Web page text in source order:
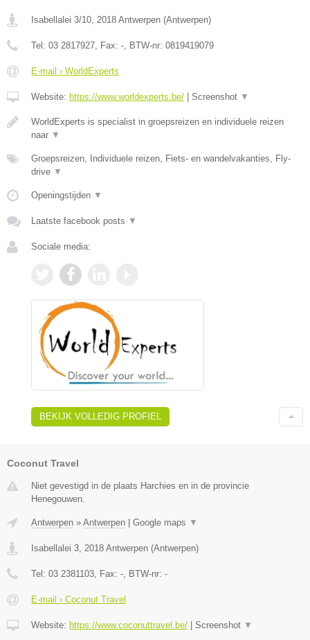
Isabellalei 3/10, 2018 Antwerpen (Antwerpen)
Tel: 03 2817927, Fax: -, BTW-nr: 0819419079
E-mail › WorldExperts
Website: https://www.worldexperts.be/ Screenshot ▼
WorldExperts is specialist in groepsreizen en individuele reizen
naar ▼
Groepsreizen, Individuele reizen, Fiets- en wandelvakanties, Fly-
drive ▼
Openingstijden ▼
Laatste facebook posts ▼
Sociale media:
BEKIJK VOLLEDIG PROFIEL
Coconut Travel
Niet gevestigd in de plaats Harchies en in de provincie
Henegouwen.
Antwerpen » Antwerpen Google maps ▼
Isabellalei 3 2018 Antwerpen (Antwerpen)
Tel: 03 2381103 , Fax: - , BTW-nr: -
E-mail › Coconut Travel
Website: https://www.coconuttravel.be/ Screenshot ▼